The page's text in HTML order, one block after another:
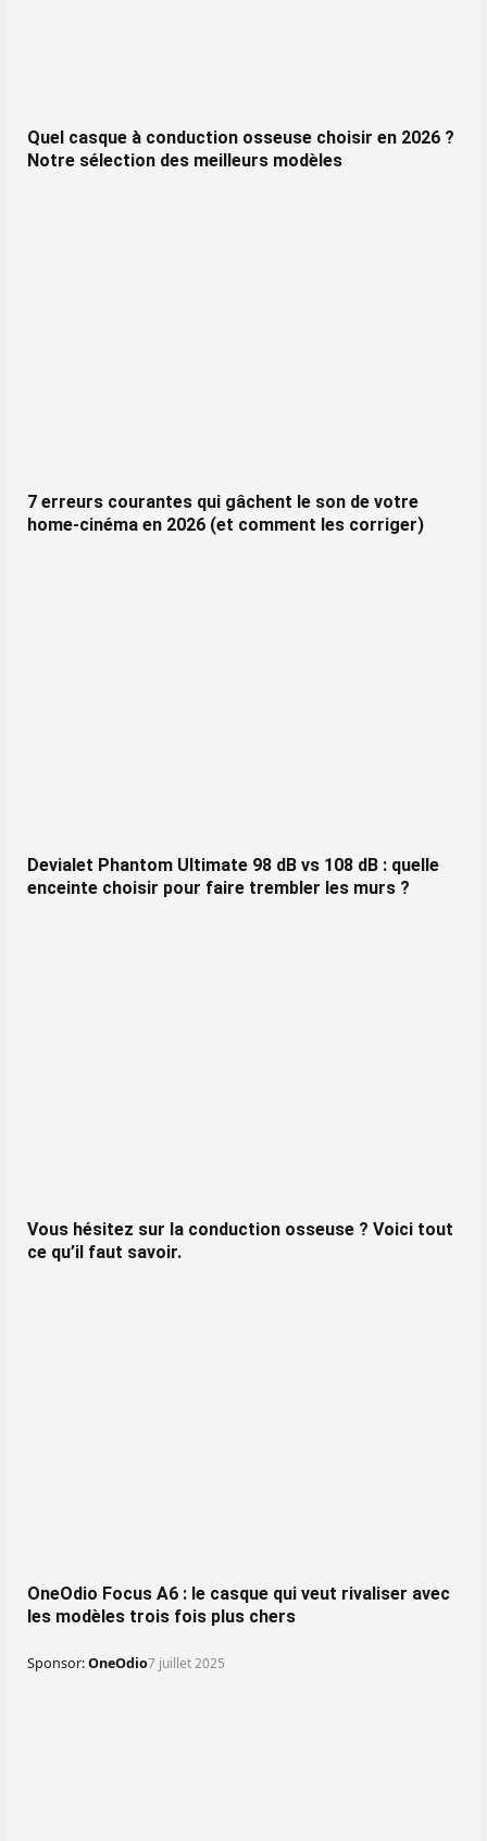
Quel casque à conduction osseuse choisir en 2026 ?
Notre sélection des meilleurs modèles
7 erreurs courantes qui gâchent le son de votre
home-cinéma en 2026 (et comment les corriger)
Devialet Phantom Ultimate 98 dB vs 108 dB : quelle
enceinte choisir pour faire trembler les murs ?
Vous hésitez sur la conduction osseuse ? Voici tout
ce qu’il faut savoir.
OneOdio Focus A6 : le casque qui veut rivaliser avec
les modèles trois fois plus chers
Sponsor:OneOdio7 juillet 2025